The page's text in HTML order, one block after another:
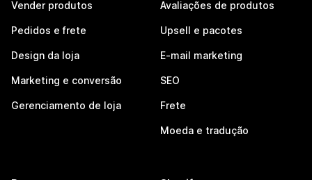
Vender produtos
Pedidos e frete
Design da loja
Marketing e conversão
Gerenciamento de loja
Avaliações de produtos
Upsell e pacotes
E-mail marketing
SEO
Frete
Moeda e tradução